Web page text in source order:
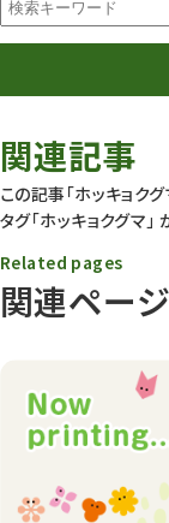
動物園
動物園長のZooコラ
動物園その他
植物園長の庭
植物園 その他
関連記事
この記事「ホッキョク
タグ「ホッキョクグマ」
関連ページ
Related pages